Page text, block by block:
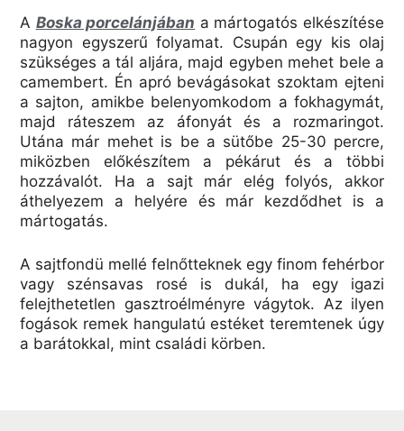
A Boska porcelánjában a mártogatós elkészítése
nagyon egyszerű folyamat. Csupán egy kis olaj
szükséges a tál aljára, majd egyben mehet bele a
camembert. Én apró bevágásokat szoktam ejteni
a sajton, amikbe belenyomkodom a fokhagymát,
majd ráteszem az áfonyát és a rozmaringot.
Utána már mehet is be a sütőbe 25-30 percre,
miközben előkészítem a pékárut és a többi
hozzávalót. Ha a sajt már elég folyós, akkor
áthelyezem a helyére és már kezdődhet is a
mártogatás.
A sajtfondü mellé felnőtteknek egy finom fehérbor
vagy szénsavas rosé is dukál, ha egy igazi
felejthetetlen gasztroélményre vágytok. Az ilyen
fogások remek hangulatú estéket teremtenek úgy
a barátokkal, mint családi körben.